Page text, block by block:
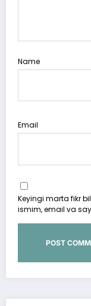
Name
Email
Keyingi marta fikr
ismim, email va